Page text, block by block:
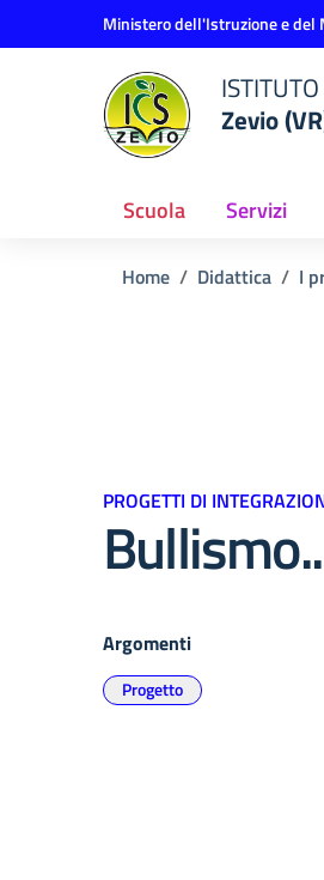
Vai ai contenuti
Vai al menu di navigazioneMinistero dell'Istruzione e del
Zevio
Scuola Servizi
Home Didattica I
PROGETTI DI
Argomenti
Progetto